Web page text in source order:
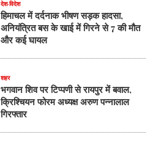
देश-विदेश
हिमाचल में दर्दनाक भीषण सड़क हादसा,
अनियंत्रित बस के खाई में गिरने से 7 की मौत
और कई घायल
शहर
भगवान शिव पर टिप्पणी से रायपुर में बवाल,
क्रिश्चियन फोरम अध्यक्ष अरुण पन्नालाल
गिरफ्तार